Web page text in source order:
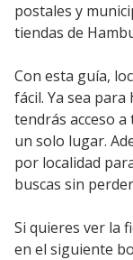
postales y
tiendas de
Con esta guía,
fácil. Ya sea
tendrás acceso
un solo lugar.
por localidad
buscas sin
Si quieres ver la
en el siguiente